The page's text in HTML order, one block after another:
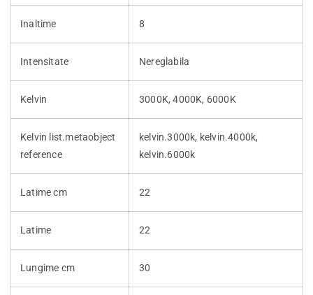
Inaltime 8
Intensitate Nereglabila
Kelvin 3000K, 4000K, 6000K
Kelvin list.metaobject
reference
kelvin.3000k, kelvin.4000k,
kelvin.6000k
Latime cm 22
Latime 22
Lungime cm 30